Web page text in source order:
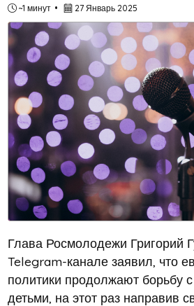
~1 минут 27 Январь 2025
Глава Росмолодежи Григорий
Telegram-канале заявил, что
политики продолжают борьбу
детьми, на этот раз направив